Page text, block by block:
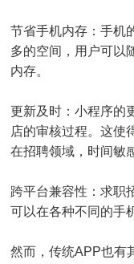
节省手机内存：手机
多的空间，用户可以
内存。
更新及时：小程序的
店的审核过程。这使
在招聘领域，时间敏
跨平台兼容性：求职
可以在各种不同的手
然而，传统APP也有